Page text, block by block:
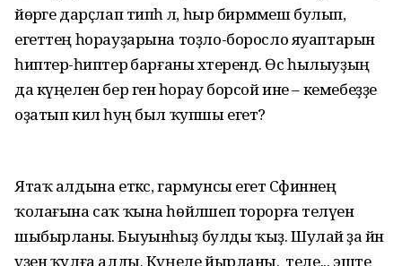
йөрәге дарҫлап типһә лә, һыр бирмәмеш булып,
егеттең һорауҙарына тоҙло-боросло яуаптарын
һиптерә-һиптерә барғаны хәтерендә. Өс һылыуҙың
да күңелен бер генә һорау борсой ине – кемебеҙҙе
оҙатып килә һуң был ҡупшы егет?
Ятаҡ алдына еткәс, гармунсы егет Сәфинәнең
ҡолағына саҡ ҡына һөйләшеп торорға теләүен
шыбырланы. Быуынһыҙ булды ҡыҙ. Шулай ҙа йәнә
үҙен ҡулға алды. Күңеле йырланы, ә теле... эште